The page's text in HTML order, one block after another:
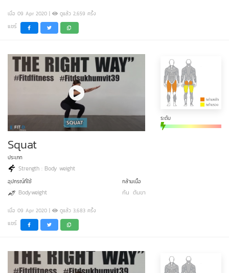
เมื่อ 09 Apr 2020 | ดูแล้ว 2,659 ครั้ง
แชร์
ระดับ
Squat
ประเภท
Strength : Body weight
อุปกรณ์ที่ใช้
Bodyweight
กล้ามเนื้อ
ก้น ต้นขา
เมื่อ 09 Apr 2020 | ดูแล้ว 3,683 ครั้ง
แชร์